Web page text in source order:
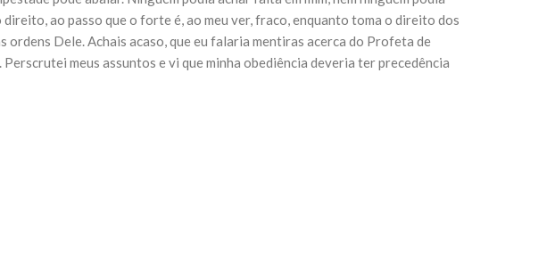
JULHO DE 2014
Islâmico no Brasil recebe o ex-ministro das
Exteriores da República Islâmica do Irã
da quinta-feira, 03 de Abril, o Centro Islâmico no Brasil recebeu em sua
ao passo que o forte é, ao meu ver, fraco, enquanto toma o direito dos
Dele. Achais acaso, que eu falaria mentiras acerca do Profeta de
meus assuntos e vi que minha obediência deveria ter precedência